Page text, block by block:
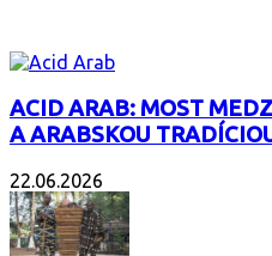
ACID ARAB: MOST
A ARABSKOU
22.06.2026